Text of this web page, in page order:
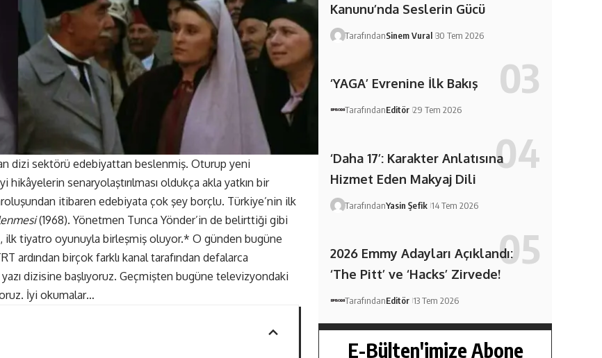
dizi sektörü edebiyattan beslenmiş. Oturup yeni
senaryolaştırılması oldukça akla yatkın bir
itibaren edebiyata çok şey borçlu. Türkiye’nin ilk
(1968). Yönetmen Tunca Yönder’in de belirttiği gibi
ilk tiyatro oyunuyla birleşmiş oluyor.* O günden bugüne
ardından birçok farklı kanal tarafından defalarca
dizisine başlıyoruz. Geçmişten bugüne televizyondaki
İyi okumalar…
Kanunu’nda Seslerin Gücü
TarafındanSinem Vural 30 Tem 2026
‘YAGA’ Evrenine İlk Bakış
TarafındanEditör 29 Tem 2026
‘Daha 17’: Karakter Anlatısına
Hizmet Eden Makyaj Dili
TarafındanYasin Şefik 14 Tem 2026
2026 Emmy Adayları Açıklandı:
‘The Pitt’ ve ‘Hacks’ Zirvede!
TarafındanEditör 13 Tem 2026
E-Bülten'imize Abone